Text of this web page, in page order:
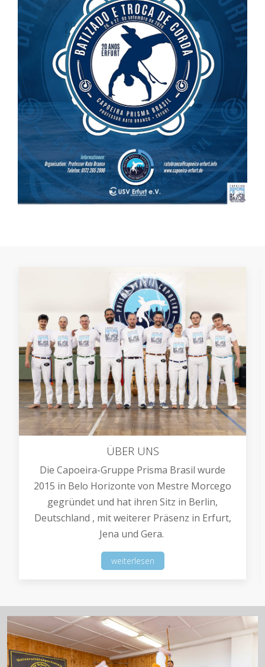
ÜBER UNS
Die Capoeira-Gruppe Prisma Brasil wurde
2015 in Belo Horizonte von Mestre Morcego
gegründet und hat ihren Sitz in Berlin,
Deutschland , mit weiterer Präsenz in Erfurt,
Jena und Gera.
weiterlesen